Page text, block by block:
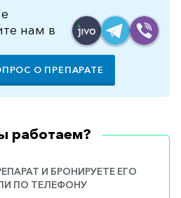
нам в
О ПРЕПАРАТЕ
работаем?
И БРОНИРУЕТЕ ЕГО
ПО ТЕЛЕФОНУ